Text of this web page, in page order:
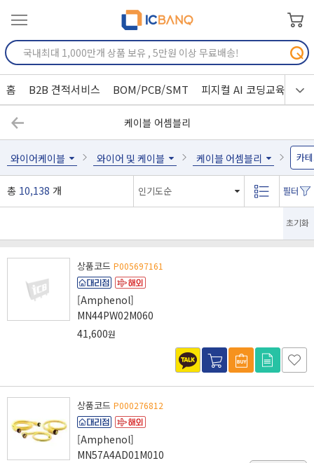
홈 B2B 견적서비스 BOM/PCB/SMT 피지컬 AI 코딩교육
케이블 어셈블리
와이어케이블 와이어 및 케이블 케이블 어셈블리 카
총 10,138 개
초기화
상품코드 P005697161
[Amphenol]
MN44PW02M060
41,600원
상품코드 P000276812
[Amphenol]
MN57A4AD01M010